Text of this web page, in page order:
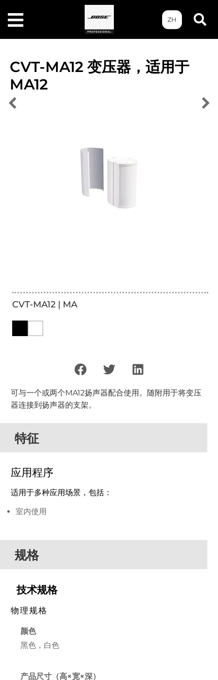
ZH
CVT-MA12 变压器，适用于
MA12
CVT-MA12 | MA
可与一个或两个MA12扬声器配合使用。随附用于将变压
器连接到扬声器的支架。
特征
应用程序
适用于多种应用场景，包括：
室内使用
规格
技术规格
物理规格
颜色
黑色，白色
产品尺寸（高×宽×深）